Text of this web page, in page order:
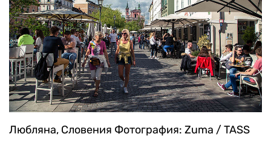
Любляна, Словения Фотография: Zuma / TASS